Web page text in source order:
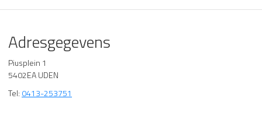
Adresgegevens
Piusplein 1
5402EA UDEN
Tel: 0413-253751